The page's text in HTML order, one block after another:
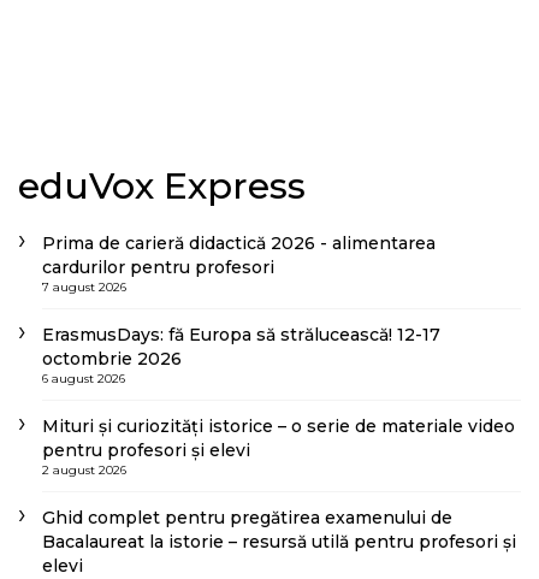
eduVox Express
Prima de carieră didactică 2026 - alimentarea
cardurilor pentru profesori
7 august 2026
ErasmusDays: fă Europa să strălucească! 12-17
octombrie 2026
6 august 2026
Mituri și curiozități istorice – o serie de materiale video
pentru profesori și elevi
2 august 2026
Ghid complet pentru pregătirea examenului de
Bacalaureat la istorie – resursă utilă pentru profesori și
elevi